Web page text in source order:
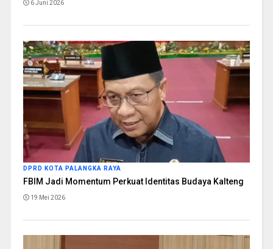
6 Juni 2026
DPRD KOTA PALANGKA RAYA
FBIM Jadi Momentum Perkuat Identitas Budaya Kalteng
19 Mei 2026